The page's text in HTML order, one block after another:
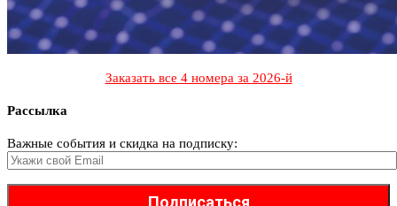
Заказать все 4 номера за 2026-й
Рассылка
Важные события и скидка на подписку: